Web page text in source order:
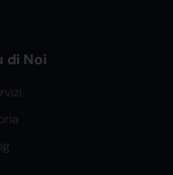
di Noi